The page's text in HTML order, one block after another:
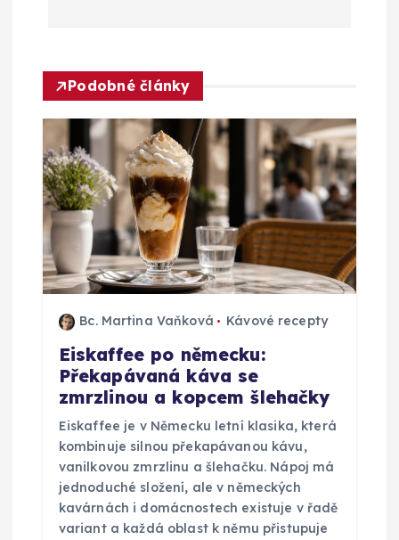
c
e
p
r
o
p
Podobné články
Bc. Martina Vaňková Kávové recepty
Eiskaffee po německu:
Překapávaná káva se
zmrzlinou a kopcem šlehačky
Eiskaffee je v Německu letní klasika, která
kombinuje silnou překapávanou kávu,
vanilkovou zmrzlinu a šlehačku. Nápoj má
jednoduché složení, ale v německých
kavárnách i domácnostech existuje v řadě
variant a každá oblast k němu přistupuje